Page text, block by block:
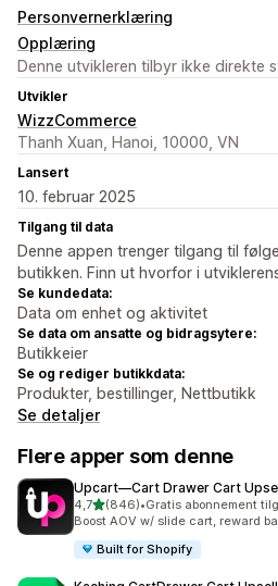
Personvernerklæring
Opplæring
Denne utvikleren tilbyr ikke direkte
Utvikler
WizzCommerce
Thanh Xuan, Hanoi, 10000, VN
Lansert
10. februar 2025
Tilgang til data
Denne appen trenger tilgang til
butikken. Finn ut hvorfor i
Se kundedata:
Data om enhet og aktivitet
Se data om ansatte og bidragsytere:
Butikkeier
Se og rediger butikkdata:
Produkter, bestillinger, Nettbutikk
Se detaljer
Flere apper som denne
Upcart—Cart Drawer Cart
4,7av 5 stjerner
(846)
Totalt 846 omtaler
•Gratis abonnement
Boost AOV w/ slide cart, reward
Built for Shopify